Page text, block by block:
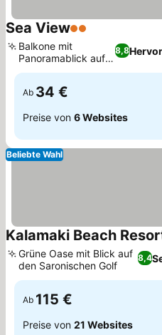
Sea View2 Sterne
8,8
Balkone mit
Panoramablick aufs
Meer
Ab 34 €
Preise von 6 Websites
Beliebte Wahl
Kalamaki Beach
8,4
Grüne Oase mit Blick auf
den Saronischen Golf
Ab 115 €
Preise von 21 Websites